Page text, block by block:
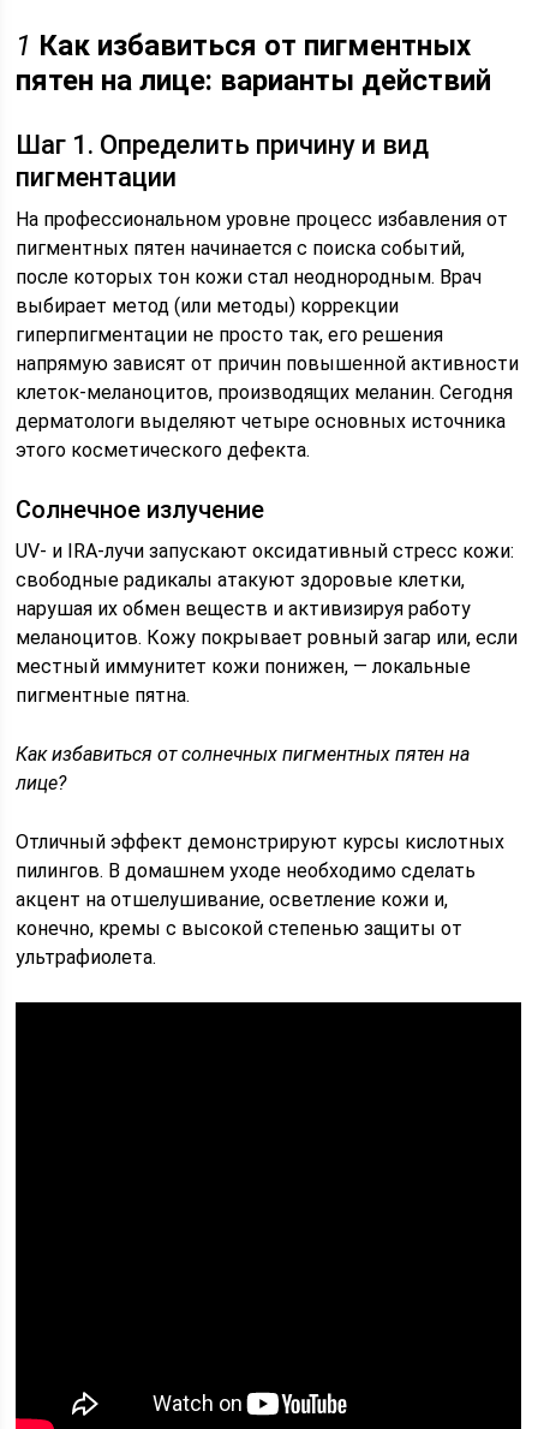
1 Как избавиться от пигментных
пятен на лице: варианты действий
Шаг 1. Определить причину и вид
пигментации
На профессиональном уровне процесс избавления от
пигментных пятен начинается с поиска событий,
после которых тон кожи стал неоднородным. Врач
выбирает метод (или методы) коррекции
гиперпигментации не просто так, его решения
напрямую зависят от причин повышенной активности
клеток-меланоцитов, производящих меланин. Сегодня
дерматологи выделяют четыре основных источника
этого косметического дефекта.
Солнечное излучение
UV- и IRA-лучи запускают оксидативный стресс кожи:
свободные радикалы атакуют здоровые клетки,
нарушая их обмен веществ и активизируя работу
меланоцитов. Кожу покрывает ровный загар или, если
местный иммунитет кожи понижен, — локальные
пигментные пятна.
Как избавиться от солнечных пигментных пятен на
лице?
Отличный эффект демонстрируют курсы кислотных
пилингов. В домашнем уходе необходимо сделать
акцент на отшелушивание, осветление кожи и,
конечно, кремы с высокой степенью защиты от
ультрафиолета.